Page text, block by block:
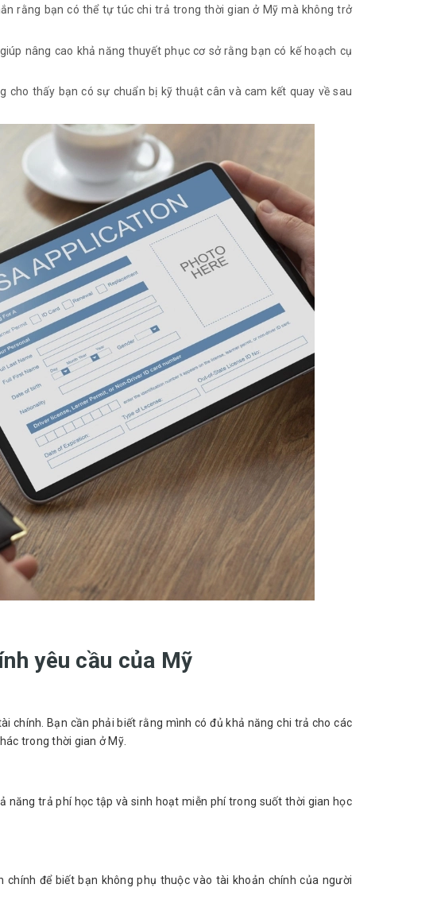
rằng bạn có thể tự túc chi trả trong thời gian ở Mỹ mà không trở
nâng cao khả năng thuyết phục cơ sở rằng bạn có kế hoạch cụ
cho thấy bạn có sự chuẩn bị kỹ thuật cân và cam kết quay về sau
yêu cầu của Mỹ
chính. Bạn cần phải biết rằng mình có đủ khả năng chi trả cho các
trong thời gian ở Mỹ.
năng trả phí học tập và sinh hoạt miễn phí trong suốt thời gian học
để biết bạn không phụ thuộc vào tài khoản chính của người